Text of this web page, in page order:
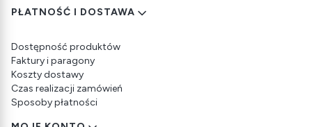
PŁATNOŚĆ I DOSTAWA
Dostępność produktów
Faktury i paragony
Koszty dostawy
Czas realizacji zamówień
Sposoby płatności